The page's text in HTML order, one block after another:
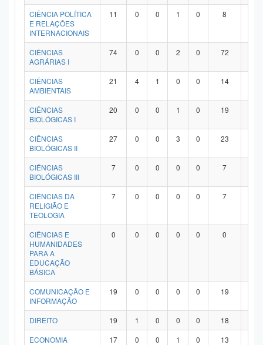
CIÊNCIA POLÍTICA
E RELAÇÕES
INTERNACIONAIS
11 0 0 1 0 8
CIÊNCIAS
AGRÁRIAS I
74 0 0 2 0 72
CIÊNCIAS
AMBIENTAIS
21 4 1 0 0 14
CIÊNCIAS
BIOLÓGICAS I
20 0 0 1 0 19
CIÊNCIAS
BIOLÓGICAS II
27 0 0 3 0 23
CIÊNCIAS
BIOLÓGICAS III
7 0 0 0 0 7
CIÊNCIAS DA
RELIGIÃO E
TEOLOGIA
7 0 0 0 0 7
CIÊNCIAS E
HUMANIDADES
PARA A
EDUCAÇÃO
BÁSICA
0 0 0 0 0 0
COMUNICAÇÃO E
INFORMAÇÃO
19 0 0 0 0 19
DIREITO 19 1 0 0 0 18
ECONOMIA
17 0 0 1 0 13